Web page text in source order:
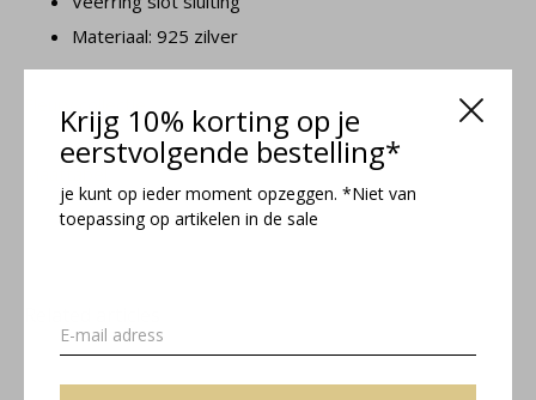
Krijg 10% korting op je
eerstvolgende bestelling*
je kunt op ieder moment opzeggen. *Niet van
toepassing op artikelen in de sale
Materiaal: 925 zilver